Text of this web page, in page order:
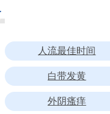
人流最佳时间
白带发黄
外阴瘙痒